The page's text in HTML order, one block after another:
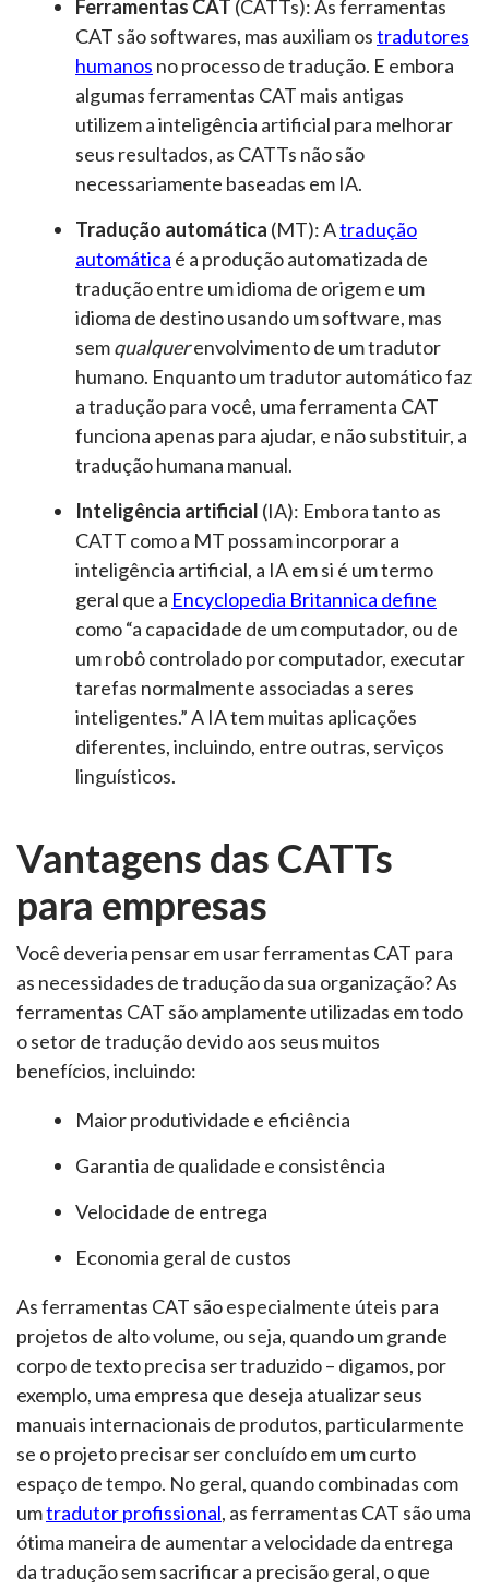
Ferramentas CAT (CATTs): As ferramentas
CAT são softwares, mas auxiliam ostradutores
humanos no processo de tradução. E embora
algumas ferramentas CAT mais antigas
utilizem a inteligência artificial para melhorar
seus resultados, as CATTs não são
necessariamente baseadas em IA.
Tradução automática (MT): Atradução
automática é a produção automatizada de
tradução entre um idioma de origem e um
idioma de destino usando um software, mas
semqualquerenvolvimento de um tradutor
humano. Enquanto um tradutor automático faz
a tradução para você, uma ferramenta CAT
funciona apenas para ajudar, e não substituir, a
tradução humana manual.
Inteligência artificial (IA): Embora tanto as
CATT como a MT possam incorporar a
inteligência artificial, a IA em si é um termo
geral que a Encyclopedia Britannica define
como “a capacidade de um computador, ou de
um robô controlado por computador, executar
tarefas normalmente associadas a seres
inteligentes.” A IA tem muitas aplicações
diferentes, incluindo, entre outras, serviços
linguísticos.
Vantagens das CATTs
para empresas
Você deveria pensar em usar ferramentas CAT para
as necessidades de tradução da sua organização? As
ferramentas CAT são amplamente utilizadas em todo
o setor de tradução devido aos seus muitos
benefícios, incluindo:
Maior produtividade e eficiência
Garantia de qualidade e consistência
Velocidade de entrega
Economia geral de custos
As ferramentas CAT são especialmente úteis para
projetos de alto volume, ou seja, quando um grande
corpo de texto precisa ser traduzido – digamos, por
exemplo, uma empresa que deseja atualizar seus
manuais internacionais de produtos, particularmente
se o projeto precisar ser concluído em um curto
espaço de tempo. No geral, quando combinadas com
umtradutor profissional, as ferramentas CAT são uma
ótima maneira de aumentar a velocidade da entrega
da tradução sem sacrificar a precisão geral, o que